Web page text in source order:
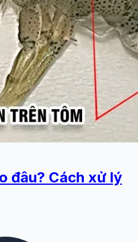
đâu? Cách xử lý